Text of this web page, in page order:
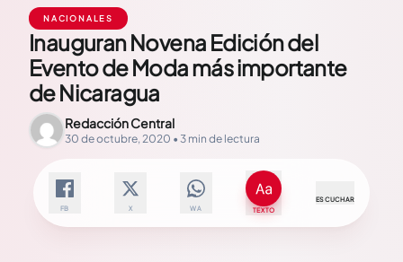
NACIONALES
Inauguran Novena Edición del
Evento de Moda más importante
de Nicaragua
Redacción Central
30 de octubre, 2020 • 3 min de lectura
FB X WA TEXTO
ESCUCHAR